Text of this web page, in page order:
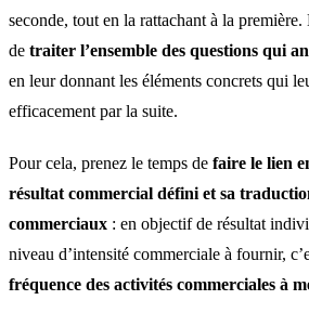
seconde, tout en la rattachant à la
de traiter l’ensemble des questions qui
en leur donnant les éléments concrets qui
efficacement par la suite.
Pour cela, prenez le temps de faire le lien
résultat commercial défini et sa
commerciaux : en objectif de résultat
niveau d’intensité commerciale à fournir,
fréquence des activités commerciales à